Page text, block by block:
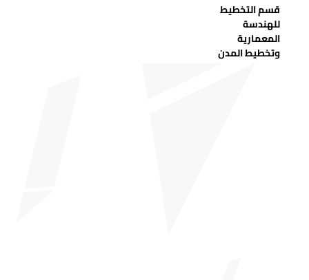
قسم التخطيط
للهندسة
المعمارية
وتخطيط المدن